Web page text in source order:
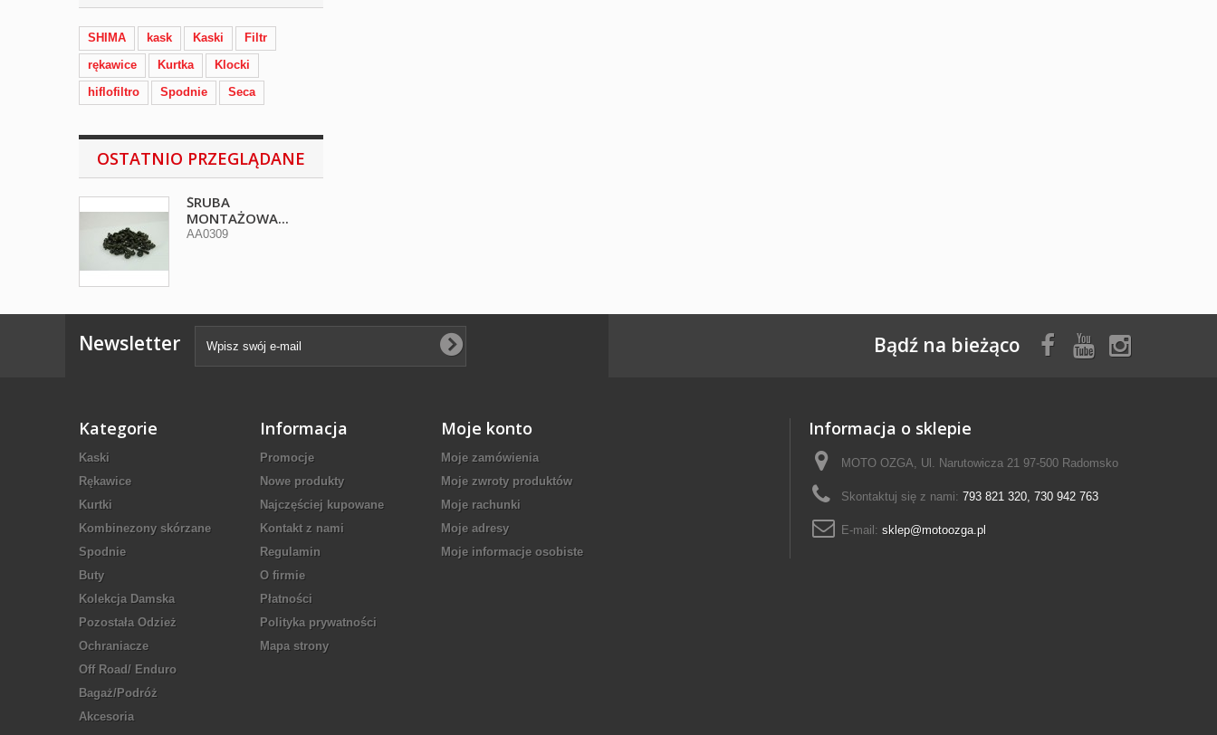
SHIMA kask Kaski
Filtr
rękawice
Kurtka
Klocki
hiflofiltro
Spodnie Seca
OSTATNIO PRZEGLĄDANE
ŚRUBA
MONTAŻOWA...
AA0309
Newsletter Bądź na bieżąco
Kategorie
Kaski
Rękawice
Kurtki
Kombinezony skórzane
Spodnie
Buty
Kolekcja Damska
Pozostała Odzież
Ochraniacze
Off Road/ Enduro
Bagaż/Podróż
Akcesoria
Informacja
Promocje
Nowe produkty
Najczęściej kupowane
Kontakt z nami
Regulamin
O firmie
Płatności
Polityka prywatności
Mapa strony
Moje konto
Moje zamówienia
Moje zwroty produktów
Moje rachunki
Moje adresy
Moje informacje osobiste
Informacja o sklepie
MOTO OZGA, Ul. Narutowicza 21 97-500 Radomsko
Skontaktuj się z nami: 793 821 320, 730 942 763
E-mail: sklep@motoozga.pl